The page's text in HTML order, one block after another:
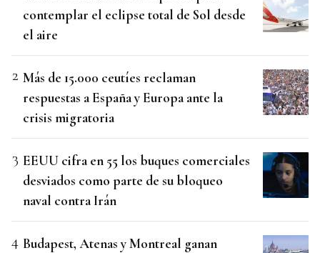
contemplar el eclipse total de Sol desde
el aire
Más de 15.000 ceutíes reclaman
respuestas a España y Europa ante la
crisis migratoria
EEUU cifra en 55 los buques comerciales
desviados como parte de su bloqueo
naval contra Irán
Budapest, Atenas y Montreal ganan